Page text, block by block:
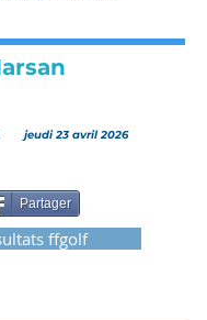
jeudi 23 avril 2026
Partager
ffgolf